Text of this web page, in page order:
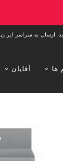
7 روز فرصت تست در منزل. 1 سال خدمات پس از فروش.
ها آقایان